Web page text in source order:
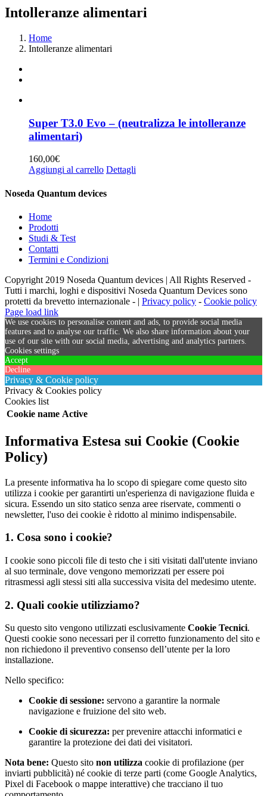
Intolleranze alimentari
Home
Intolleranze alimentari
Super T3.0 Evo – (neutralizza le intolleranze
alimentari)
160,00€
Aggiungi al carrello Dettagli
Noseda Quantum devices
Home
Prodotti
Studi & Test
Contatti
Termini e Condizioni
Copyright 2019 Noseda Quantum devices | All Rights Reserved -
Tutti i marchi, loghi e dispositivi Noseda Quantum Devices sono
protetti da brevetto internazionale - | Privacy policy - Cookie policy
Page load link
We use cookies to personalise content and ads, to provide social media
features and to analyse our traffic. We also share information about your
use of our site with our social media, advertising and analytics partners.
Cookies settings
Accept
Decline
Privacy & Cookie policy
Privacy & Cookies policy
Cookies list
Cookie name Active
Informativa Estesa sui Cookie (Cookie
Policy)
La presente informativa ha lo scopo di spiegare come questo sito
utilizza i cookie per garantirti un'esperienza di navigazione fluida e
sicura. Essendo un sito statico senza aree riservate, commenti o
newsletter, l'uso dei cookie è ridotto al minimo indispensabile.
1. Cosa sono i cookie?
I cookie sono piccoli file di testo che i siti visitati dall'utente inviano
al suo terminale, dove vengono memorizzati per essere poi
ritrasmessi agli stessi siti alla successiva visita del medesimo utente.
2. Quali cookie utilizziamo?
Su questo sito vengono utilizzati esclusivamente Cookie Tecnici.
Questi cookie sono necessari per il corretto funzionamento del sito e
non richiedono il preventivo consenso dell’utente per la loro
installazione.
Nello specifico:
Cookie di sessione: servono a garantire la normale
navigazione e fruizione del sito web.
Cookie di sicurezza: per prevenire attacchi informatici e
garantire la protezione dei dati dei visitatori.
Nota bene: Questo sito non utilizza cookie di profilazione (per
inviarti pubblicità) né cookie di terze parti (come Google Analytics,
Pixel di Facebook o mappe interattive) che tracciano il tuo